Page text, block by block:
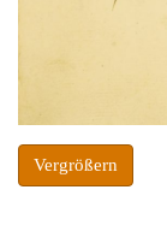
Vergrößern